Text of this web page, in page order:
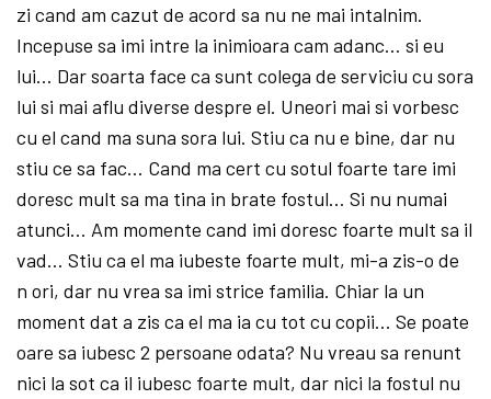
zi cand am cazut de acord sa nu ne mai intalnim.
Incepuse sa imi intre la inimioara cam adanc… si eu
lui… Dar soarta face ca sunt colega de serviciu cu sora
lui si mai aflu diverse despre el. Uneori mai si vorbesc
cu el cand ma suna sora lui. Stiu ca nu e bine, dar nu
stiu ce sa fac… Cand ma cert cu sotul foarte tare imi
doresc mult sa ma tina in brate fostul… Si nu numai
atunci… Am momente cand imi doresc foarte mult sa il
vad… Stiu ca el ma iubeste foarte mult, mi-a zis-o de
n ori, dar nu vrea sa imi strice familia. Chiar la un
moment dat a zis ca el ma ia cu tot cu copii… Se poate
oare sa iubesc 2 persoane odata? Nu vreau sa renunt
nici la sot ca il iubesc foarte mult, dar nici la fostul nu